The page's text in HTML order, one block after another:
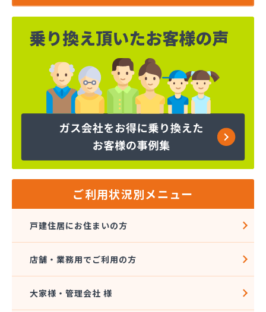
ご利用状況別メニュー
戸建住居にお住まいの方
店舗・業務用でご利用の方
大家様・管理会社 様